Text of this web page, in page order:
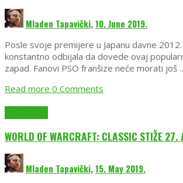
Mladen Tapavički,10. June 2019.
Posle svoje premijere u Japanu davne
konstantno odbijala da dovede ovaj
zapad. Fanovi PSO franšize neće morati još
Read more 0 Comments
WORLD OF WARCRAFT: CLASSIC STIŽE 27.
Mladen Tapavički,15. May 2019.